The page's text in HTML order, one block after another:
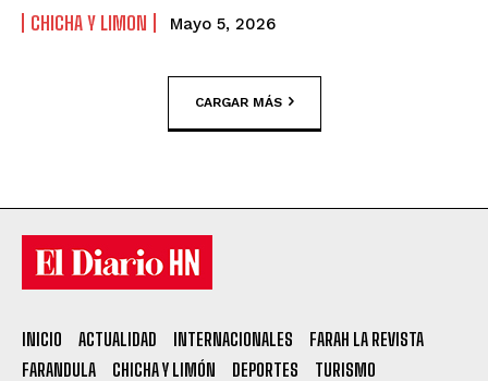
CHICHA Y LIMON Mayo 5, 2026
CARGAR MÁS
INICIO ACTUALIDAD INTERNACIONALES
FARAH LA REVISTA
FARANDULA
CHICHA Y LIMÓN DEPORTES TURISMO